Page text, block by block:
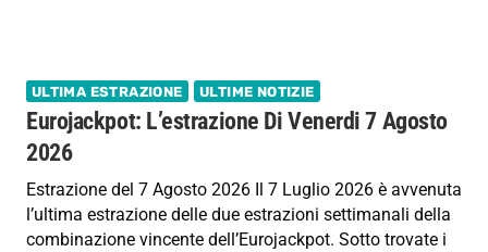
ULTIMA ESTRAZIONE ULTIME NOTIZIE
Eurojackpot: L’estrazione Di Venerdi 7 Agosto
2026
Estrazione del 7 Agosto 2026 Il 7 Luglio 2026 è avvenuta
l’ultima estrazione delle due estrazioni settimanali della
combinazione vincente dell’Eurojackpot. Sotto trovate i